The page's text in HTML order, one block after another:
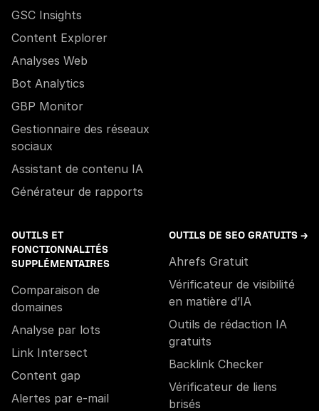
GSC Insights
Content Explorer
Analyses Web
Bot Analytics
GBP Monitor
Gestionnaire des réseaux
sociaux
Assistant de contenu IA
Générateur de rapports
OUTILS ET
FONCTIONNALITÉS
SUPPLÉMENTAIRES
Comparaison de
domaines
Analyse par lots
Link Intersect
Content gap
Alertes par e-mail
OUTILS DE SEO GRATUITS →
Ahrefs Gratuit
Vérificateur de visibilité
en matière d’IA
Outils de rédaction IA
gratuits
Backlink Checker
Vérificateur de liens
brisés